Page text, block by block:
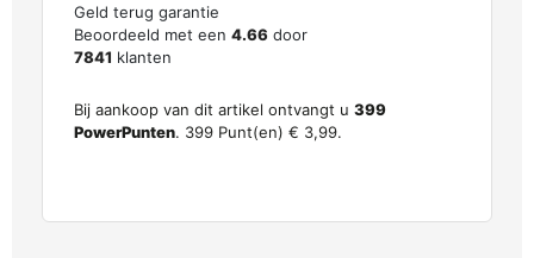
Geld terug garantie
Beoordeeld met een 4.66 door
7841 klanten
Bij aankoop van dit artikel ontvangt u 399
PowerPunten. 399 Punt(en) € 3,99.